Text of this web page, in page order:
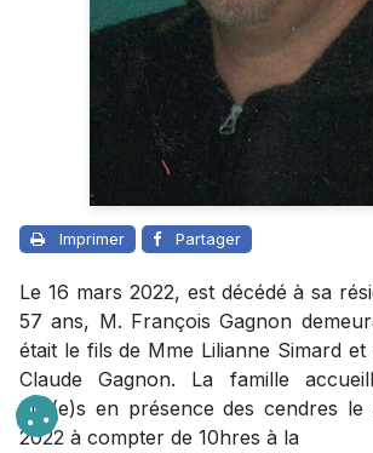
Imprimer Partager
Le 16 mars 2022, est décédé à sa
57 ans, M. François Gagnon
était le fils de Mme Lilianne Simard
Claude Gagnon. La famille
ami(e)s en présence des cendres le
2022 à compter de 10hres à la